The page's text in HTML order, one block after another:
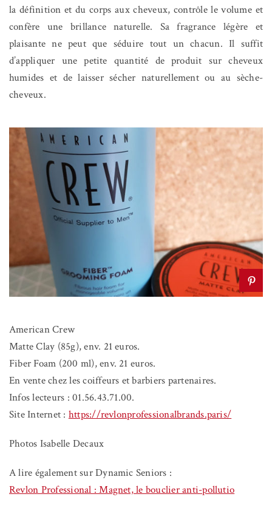
la définition et du corps aux cheveux, contrôle le volume et
confère une brillance naturelle. Sa fragrance légère et
plaisante ne peut que séduire tout un chacun. Il suffit
d’appliquer une petite quantité de produit sur cheveux
humides et de laisser sécher naturellement ou au sèche-
cheveux.
American Crew
Matte Clay (85g), env. 21 euros.
Fiber Foam (200 ml), env. 21 euros.
En vente chez les coiffeurs et barbiers partenaires.
Infos lecteurs : 01.56.43.71.00.
Site Internet : https://revlonprofessionalbrands.paris/
Photos Isabelle Decaux
A lire également sur Dynamic Seniors :
Revlon Professional : Magnet, le bouclier anti-pollutio